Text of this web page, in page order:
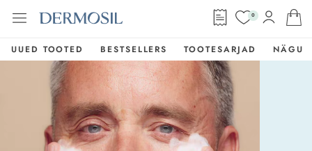
0
UUED TOOTED BESTSELLERS TOOTESARJAD NÄGU